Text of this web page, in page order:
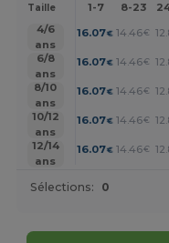
Taille 1-7 8-23
4/6
ans
16.07€ 14.46€
6/8
ans
16.07€ 14.46€
8/10
ans
16.07€ 14.46€
10/12
ans
16.07€ 14.46€
12/14
ans
16.07€ 14.46€
Sélections: 0